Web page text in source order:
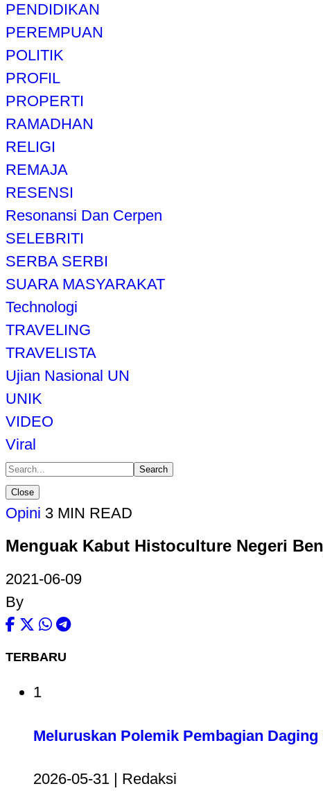
PENDIDIKAN
PEREMPUAN
POLITIK
PROFIL
PROPERTI
RAMADHAN
RELIGI
REMAJA
RESENSI
Resonansi Dan Cerpen
SELEBRITI
SERBA SERBI
SUARA MASYARAKAT
Technologi
TRAVELING
TRAVELISTA
Ujian Nasional UN
UNIK
VIDEO
Viral
Search
Close
Opini 3 MIN READ
Menguak Kabut Histoculture Negeri
2021-06-09
By
TERBARU
1
Meluruskan Polemik Pembagian
2026-05-31 | Redaksi